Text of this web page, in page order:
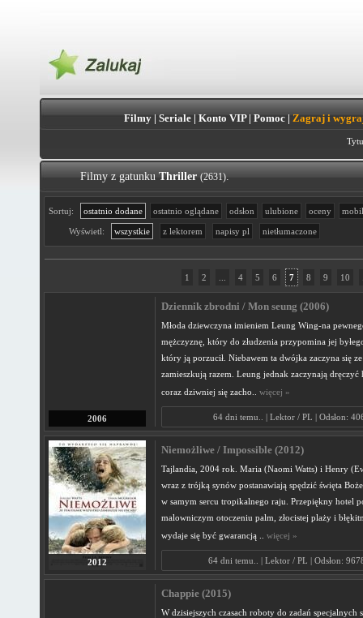
Filmy| Seriale| Konto VIP| Pomoc| Zagraj i
Filmy z gatunkuThriller (2631).
Sortuj: ostatnio dodane ostatnio oglądane odsłon ulubione oceny
Wyświetl: wszystkie z lektorem napisy pl nietłumaczone
1 2 4 5 6 7 8 9 10
2006
Dziennik zbrodni / Mon seung (2006)
Młoda dziewczyna imieniem Leung Wing-na
mężczyznę, który do złudzenia przypomina jej
który ją porzucił. Niebawem ta dwójka zaczyna się
zamieszkują razem. Leung jednak zaczynają dręczyć
coraz dziwniej się zacho.. więcej »
64 dni temu.. | Lektor / PL | Odsłon:
2012
Niemożliwe / Impossible (2012)
Tajlandia, 2004 rok. Maria (Naomi Watts) i Henry
wraz z trójką synów postanawiają spędzić święta
w samym sercu tropikalnego raju. Przepiękny hotel
malowniczym otoczeniu palm, złocistej plaży i
wydaje się być gwarancją .. więcej »
64 dni temu.. | Lektor / PL | Odsłon:
Chappie (2015)
W dzisiejszych czasach roboty do zadań specjalnych